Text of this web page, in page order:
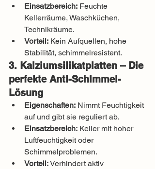
Einsatzbereich: Feuchte
Kellerräume, Waschküchen,
Technikräume.
Vorteil: Kein Aufquellen, hohe
Stabilität, schimmelresistent.
3. Kalziumsilikatplatten – Die
perfekte Anti-Schimmel-
Lösung
Eigenschaften: Nimmt Feuchtigkeit
auf und gibt sie reguliert ab.
Einsatzbereich: Keller mit hoher
Luftfeuchtigkeit oder
Schimmelproblemen.
Vorteil: Verhindert aktiv